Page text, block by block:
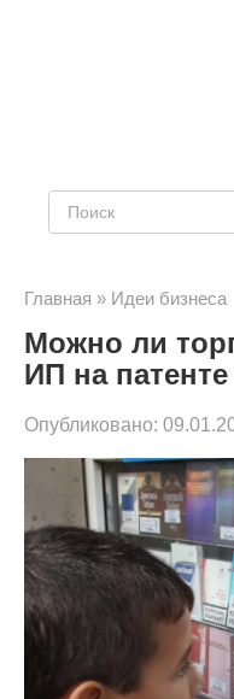
Главная » Идеи бизнеса
Можно ли
ИП на патенте
Опубликовано: